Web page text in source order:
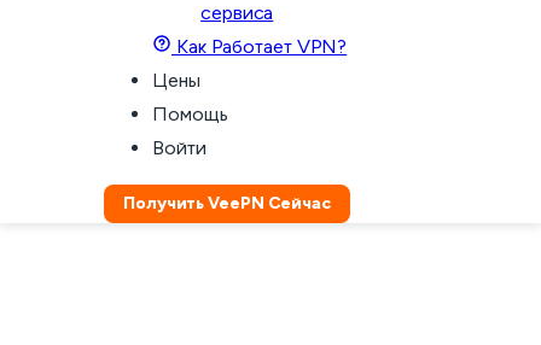
сервиса
Как Работает VPN?
Цены
Помощь
Войти
Получить VeePN Сейчас